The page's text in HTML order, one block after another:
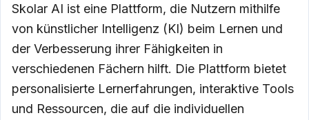
Skolar AI ist eine Plattform, die Nutzern mithilfe
von künstlicher Intelligenz (KI) beim Lernen und
der Verbesserung ihrer Fähigkeiten in
verschiedenen Fächern hilft. Die Plattform bietet
personalisierte Lernerfahrungen, interaktive Tools
und Ressourcen, die auf die individuellen